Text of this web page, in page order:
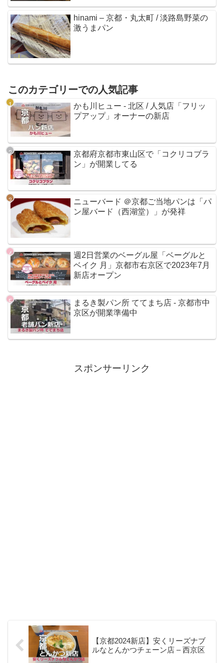
hinami – 京都・丸太町 / 淡路島野菜の
激うまパン
このカテゴリーでの人気記事
かも川ヒュー - 北区 / 人気店「フリッ
プアップ」オーナーの新店
京都府京都市東山区で「コクリコブラ
ン」が開業してる
ニューバード ＠京都ご当地パンは「パ
ン屋バード（西湖堂）」が発祥
週2日営業のベーグル屋「ベーグルと
ベイク 月」京都市右京区で2023年7月
新店オープン
まるき製パン所 ててまち店 - 京都市中
京区が開業準備中
スポンサーリンク
【京都2024新店】安くリーズナブ
ルなとんかつチェーン店 – 西京区